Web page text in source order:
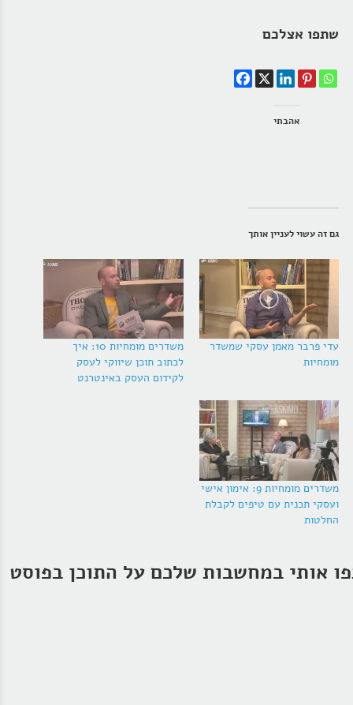
שתפו אצלכם
אהבתי
גם זה עשוי לעניין אותך
עדי פרבר מאמן עסקי שמשדר
מומחיות
משדרים מומחיות 10: איך
לכתוב תוכן שיווקי לעסק
לקידום העסק באינטרנט
משדרים מומחיות 9: אימון אישי
ועסקי תכנית עם טיפים לקבלת
החלטות
אותי במחשבות שלכם על התוכן בפוסט